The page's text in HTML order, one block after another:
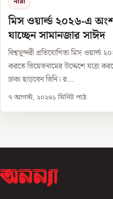
নারী
মিস ওয়ার্ল্ড ২০২৬-এ
যাচ্ছেন সামানজার সাঈদ
বিশ্বসুন্দরী প্রতিযোগিতা মিস ওয়ার্ল্ড
করতে ভিয়েতনামের উদ্দেশে যাত্রা
ঢাকা ছাড়বেন তিনি। র...
৭ আগস্ট, ২০২৬১ মিনিট পাঠ